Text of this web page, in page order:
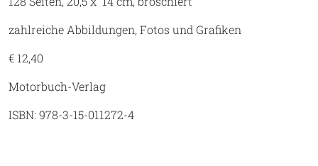
zahlreiche Abbildungen, Fotos und Grafiken
€ 12,40
Motorbuch-Verlag
ISBN: 978-3-15-011272-4